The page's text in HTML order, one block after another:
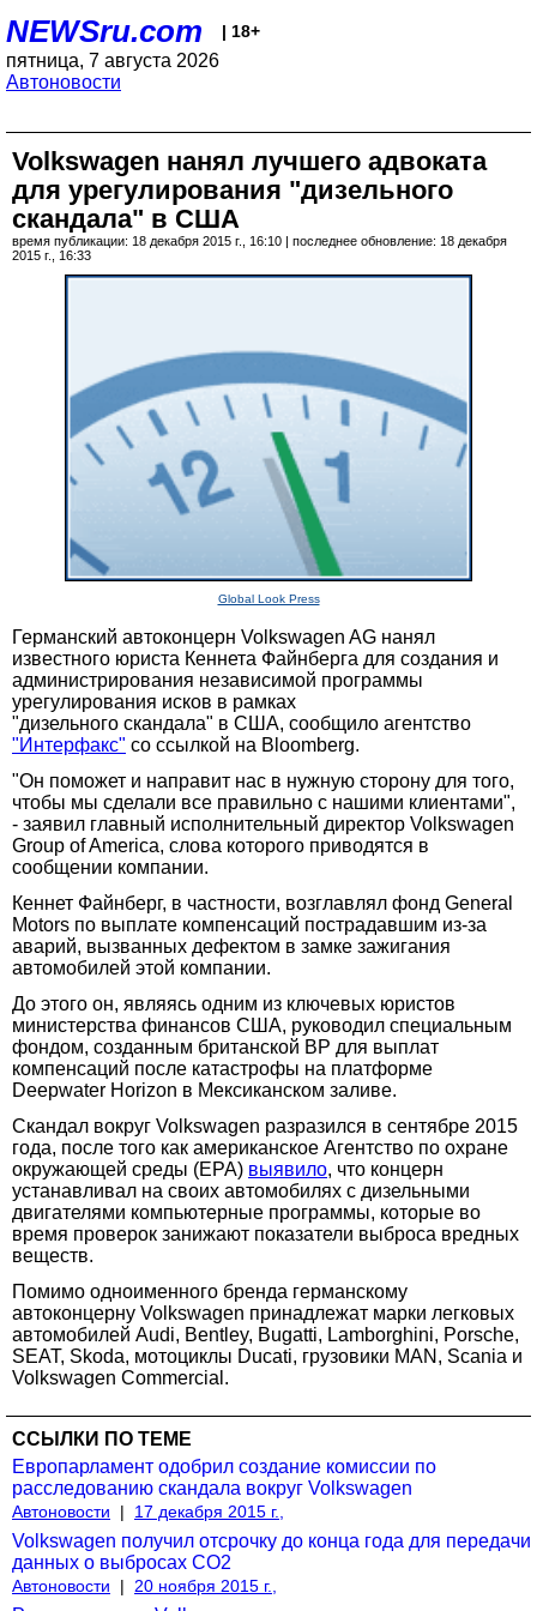
NEWSru.com | 18+
пятница, 7 августа 2026
Автоновости
Volkswagen нанял лучшего адвоката
для урегулирования "дизельного
скандала" в США
время публикации: 18 декабря 2015 г., 16:10 | последнее обновление: 18 декабря
2015 г., 16:33
Global Look Press
Германский автоконцерн Volkswagen AG нанял
известного юриста Кеннета Файнберга для создания и
администрирования независимой программы
урегулирования исков в рамках
"дизельного скандала" в США, сообщило агентство
"Интерфакс" со ссылкой на Bloomberg.
"Он поможет и направит нас в нужную сторону для того,
чтобы мы сделали все правильно с нашими клиентами",
- заявил главный исполнительный директор Volkswagen
Group of America, слова которого приводятся в
сообщении компании.
Кеннет Файнберг, в частности, возглавлял фонд General
Motors по выплате компенсаций пострадавшим из-за
аварий, вызванных дефектом в замке зажигания
автомобилей этой компании.
До этого он, являясь одним из ключевых юристов
министерства финансов США, руководил специальным
фондом, созданным британской BP для выплат
компенсаций после катастрофы на платформе
Deepwater Horizon в Мексиканском заливе.
Скандал вокруг Volkswagen разразился в сентябре 2015
года, после того как американское Агентство по охране
окружающей среды (EPA) выявило, что концерн
устанавливал на своих автомобилях с дизельными
двигателями компьютерные программы, которые во
время проверок занижают показатели выброса вредных
веществ.
Помимо одноименного бренда германскому
автоконцерну Volkswagen принадлежат марки легковых
автомобилей Audi, Bentley, Bugatti, Lamborghini, Porsche,
SEAT, Skoda, мотоциклы Ducati, грузовики MAN, Scania и
Volkswagen Commercial.
ССЫЛКИ ПО ТЕМЕ
Европарламент одобрил создание комиссии по
расследованию скандала вокруг Volkswagen
Автоновости | 17 декабря 2015 г.,
Volkswagen получил отсрочку до конца года для передачи
данных о выбросах CO2
Автоновости | 20 ноября 2015 г.,